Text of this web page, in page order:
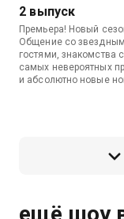
2 выпуск
Премьера! Новый
Общение со
гостями, знакомства
самых невероятных
и абсолютно новые